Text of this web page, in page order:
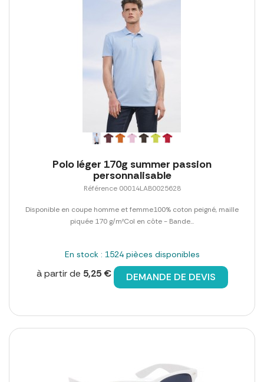
Polo léger 170g summer passion
personnalisable
Référence 00014LAB0025628
Disponible en coupe homme et femme100% coton peigné, maille
piquée 170 g/m²Col en côte - Bande...
En stock : 1524 pièces disponibles
à partir de 5,25 € DEMANDE DE DEVIS